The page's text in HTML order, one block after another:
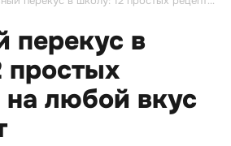
перекус в
простых
на любой вкус